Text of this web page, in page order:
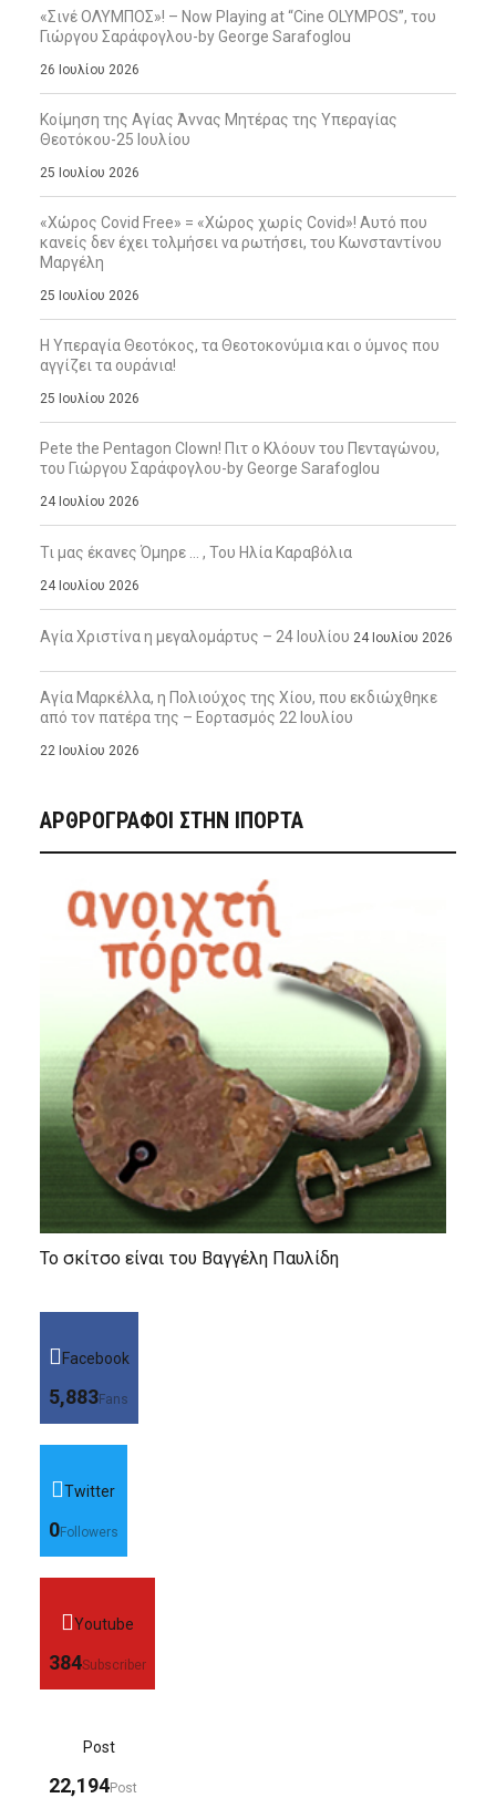
«Σινέ ΟΛΥΜΠΟΣ»! – Now Playing at “Cine OLYMPOS”, του
Γιώργου Σαράφογλου-by George Sarafoglou
26 Ιουλίου 2026
Κοίμηση της Αγίας Άννας Μητέρας της Υπεραγίας
Θεοτόκου-25 Ιουλίου
25 Ιουλίου 2026
«Χώρος Covid Free» = «Χώρος χωρίς Covid»! Αυτό που
κανείς δεν έχει τολμήσει να ρωτήσει, του Κωνσταντίνου
Μαργέλη
25 Ιουλίου 2026
Η Υπεραγία Θεοτόκος, τα Θεοτοκονύμια και ο ύμνος που
αγγίζει τα ουράνια!
25 Ιουλίου 2026
Pete the Pentagon Clown! Πιτ ο Κλόουν του Πενταγώνου,
του Γιώργου Σαράφογλου-by George Sarafoglou
24 Ιουλίου 2026
Τι μας έκανες Όμηρε … , Του Ηλία Καραβόλια
24 Ιουλίου 2026
Αγία Χριστίνα η μεγαλομάρτυς – 24 Ιουλίου 24 Ιουλίου 2026
Αγία Μαρκέλλα, η Πολιούχος της Χίου, που εκδιώχθηκε
από τον πατέρα της – Εορτασμός 22 Ιουλίου
22 Ιουλίου 2026
ΑΡΘΡΟΓΡΑΦΟΙ ΣΤΗΝ IΠΟΡΤΑ
Το σκίτσο είναι του Βαγγέλη Παυλίδη
Facebook
5,883Fans
Twitter
0Followers
Youtube
384Subscriber
Post
22,194Post